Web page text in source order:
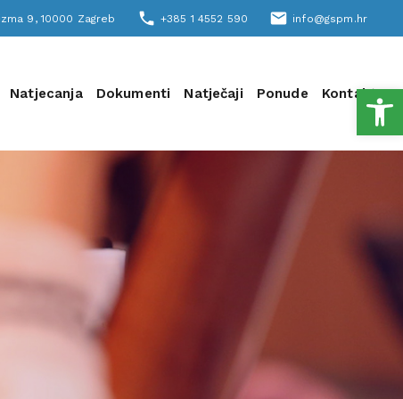
9, 10000 Zagreb phone +385 1 4552 590 email info@gspm.hr
Natjecanja Dokumenti Natječaji Ponude Kontakt